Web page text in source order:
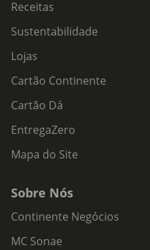
Receitas
Sustentabilidade
Lojas
Cartão Continente
Cartão Dá
EntregaZero
Mapa do Site
Sobre Nós
Continente Negócios
MC Sonae